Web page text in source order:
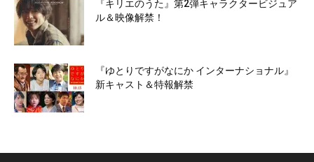
『キリエのうた』第2弾キャラクタービジュア
ル＆映像解禁！
『ゆとりですがなにか インターナショナル』
新キャスト＆特報解禁